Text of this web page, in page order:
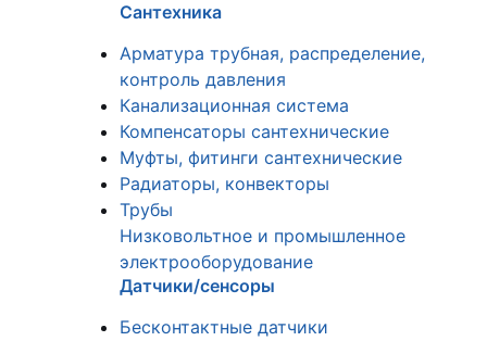
Сантехника
Арматура трубная, распределение,
контроль давления
Канализационная система
Компенсаторы сантехнические
Муфты, фитинги сантехнические
Радиаторы, конвекторы
Трубы
Низковольтное и промышленное
электрооборудование
Датчики/сенсоры
Бесконтактные датчики